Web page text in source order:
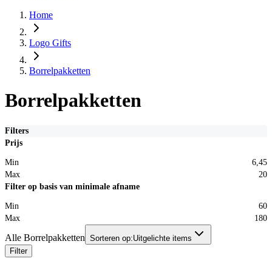
Home
Logo Gifts
Borrelpakketten
Borrelpakketten
Filters
Prijs
Min
6,45
Max
20
Filter op basis van minimale afname
Min
60
Max
180
Alle Borrelpakketten Sorteren op:Uitgelichte items
Filter